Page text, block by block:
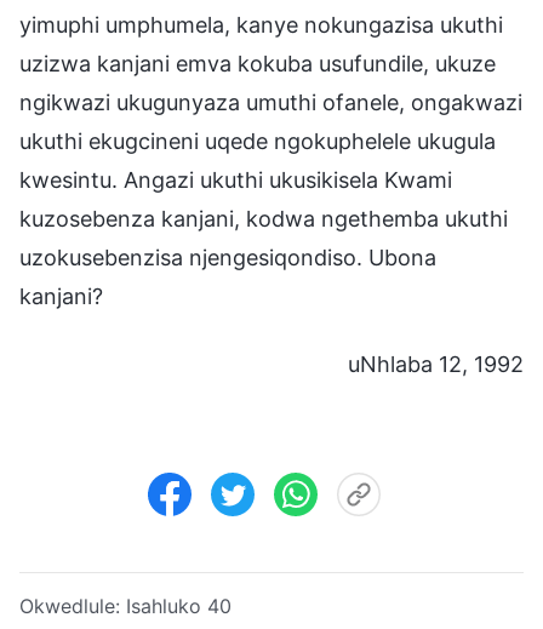
yimuphi umphumela, kanye nokungazisa ukuthi
uzizwa kanjani emva kokuba usufundile, ukuze
ngikwazi ukugunyaza umuthi ofanele, ongakwazi
ukuthi ekugcineni uqede ngokuphelele ukugula
kwesintu. Angazi ukuthi ukusikisela Kwami
kuzosebenza kanjani, kodwa ngethemba ukuthi
uzokusebenzisa njengesiqondiso. Ubona
kanjani?
uNhlaba 12, 1992
Okwedlule: Isahluko 40